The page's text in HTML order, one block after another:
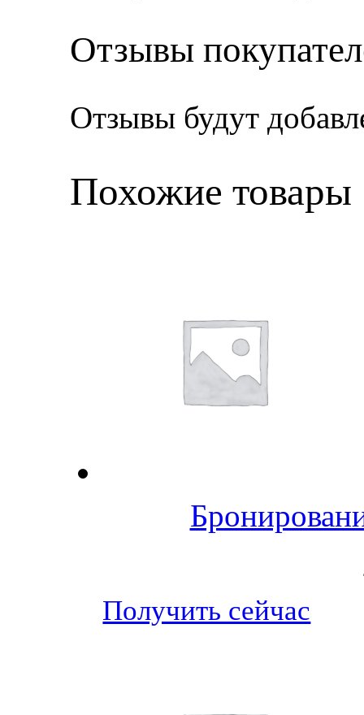
Отзывы
Отзывы будут
Похожие товары
Получить сейчас